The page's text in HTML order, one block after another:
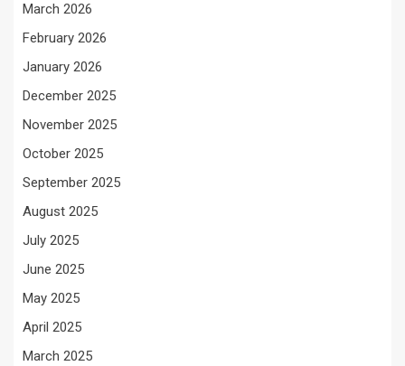
March 2026
February 2026
January 2026
December 2025
November 2025
October 2025
September 2025
August 2025
July 2025
June 2025
May 2025
April 2025
March 2025